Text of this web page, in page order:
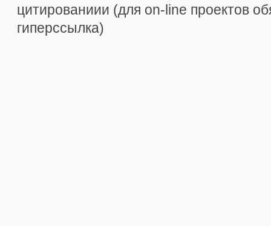
цитированиии (для on-line проектов
гиперссылка)